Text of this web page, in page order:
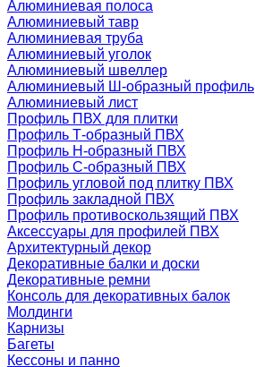
Алюминиевая полоса
Алюминиевый тавр
Алюминиевая труба
Алюминиевый уголок
Алюминиевый швеллер
Алюминиевый Ш-образный профиль
Алюминиевый лист
Профиль ПВХ для плитки
Профиль Т-образный ПВХ
Профиль H-образный ПВХ
Профиль C-образный ПВХ
Профиль угловой под плитку ПВХ
Профиль закладной ПВХ
Профиль противоскользящий ПВХ
Аксессуары для профилей ПВХ
Архитектурный декор
Декоративные балки и доски
Декоративные ремни
Консоль для декоративных балок
Молдинги
Карнизы
Багеты
Кессоны и панно